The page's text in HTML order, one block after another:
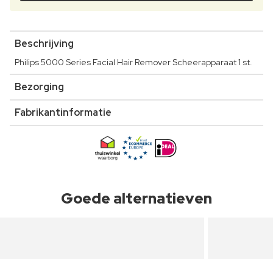
Beschrijving
Philips 5000 Series Facial Hair Remover Scheerapparaat 1 st.
Bezorging
Fabrikantinformatie
Goede alternatieven